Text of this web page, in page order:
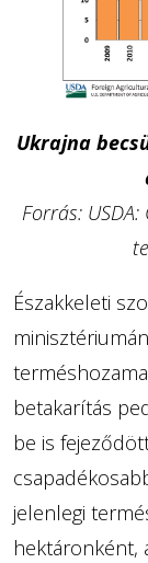
Ukrajna
Forrás:
Északkeleti
betakarítás
be is
jelenlegi
hektáronként,